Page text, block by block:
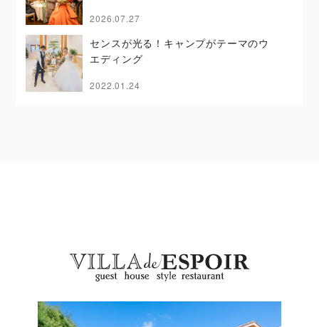
2026.07.27
センスが光る！キャンプがテーマのウ
エディング
2022.01.24